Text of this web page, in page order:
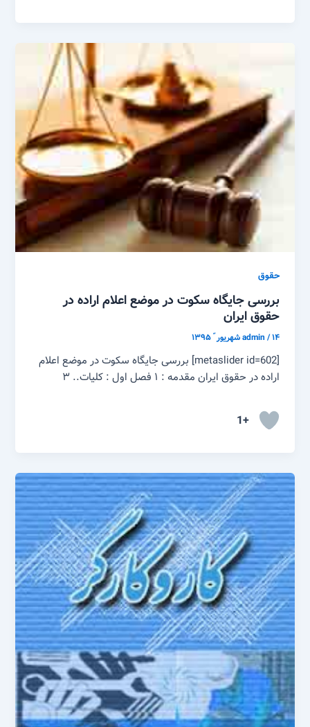
حقوق
بررسی جایگاه سکوت در موضع اعلام اراده در
حقوق ایران
admin/۱۴ شهریور ّ ۱۳۹۵
[metaslider id=602] بررسی جایگاه سکوت در موضع اعلام
اراده در حقوق ایران مقدمه : ۱ فصل اول : کلیات.. ۳
+1